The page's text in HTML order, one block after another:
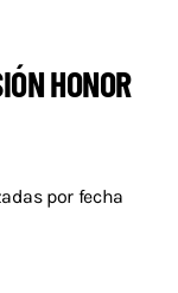
HONOR
por fecha